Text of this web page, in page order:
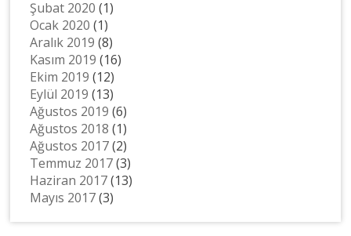
Şubat 2020 (1)
Ocak 2020 (1)
Aralık 2019 (8)
Kasım 2019 (16)
Ekim 2019 (12)
Eylül 2019 (13)
Ağustos 2019 (6)
Ağustos 2018 (1)
Ağustos 2017(2)
Temmuz 2017(3)
Haziran 2017(13)
Mayıs 2017(3)